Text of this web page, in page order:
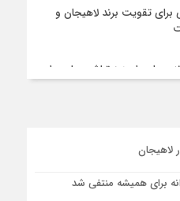
تقویت برند لاهیجان و
یا هزینه‌تراشی برای چای
لاهیجان
برای همیشه منتفی شد